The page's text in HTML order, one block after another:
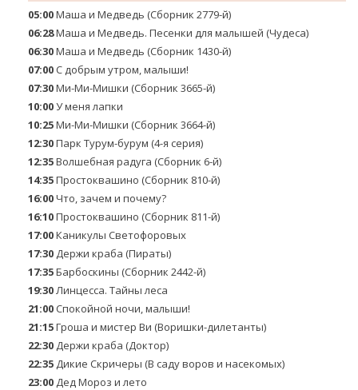
05:00Маша и Медведь (Сборник 2779-й)
06:28Маша и Медведь. Песенки для малышей (Чудеса)
06:30Маша и Медведь (Сборник 1430-й)
07:00С добрым утром, малыши!
07:30Ми-Ми-Мишки (Сборник 3665-й)
10:00У меня лапки
10:25Ми-Ми-Мишки (Сборник 3664-й)
12:30Парк Турум-бурум (4-я серия)
12:35Волшебная радуга (Сборник 6-й)
14:35Простоквашино (Сборник 810-й)
16:00Что, зачем и почему?
16:10Простоквашино (Сборник 811-й)
17:00Каникулы Светофоровых
17:30Держи краба (Пираты)
17:35Барбоскины (Сборник 2442-й)
19:30Линцесса. Тайны леса
21:00Спокойной ночи, малыши!
21:15Гроша и мистер Ви (Воришки-дилетанты)
22:30Держи краба (Доктор)
22:35Дикие Скричеры (В саду воров и насекомых)
23:00Дед Мороз и лето